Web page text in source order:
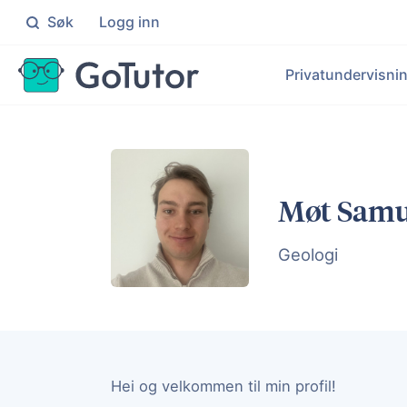
Søk Logg inn
Målrettet hjelp for elever på VG1,
Møt
Geologi
Hei og velkommen til min profil!